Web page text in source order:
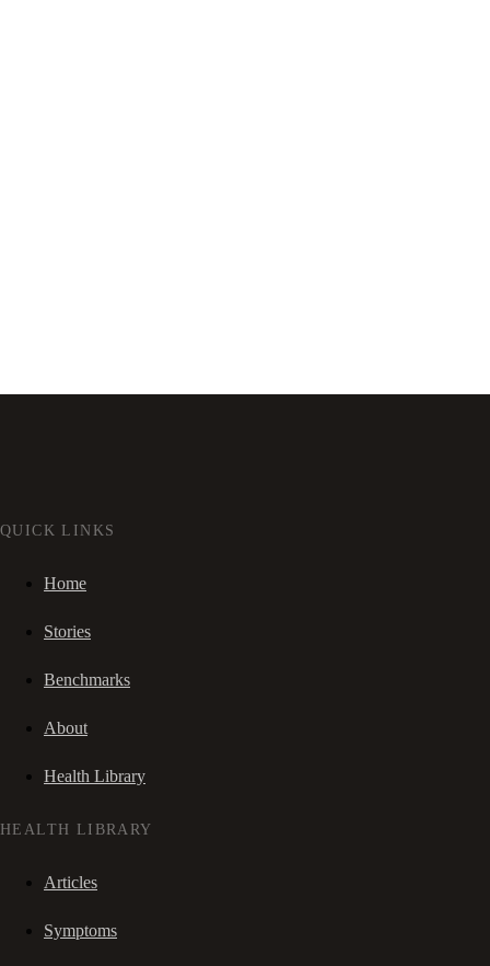
QUICK LINKS
Home
Stories
Benchmarks
About
Health Library
HEALTH LIBRARY
Articles
Symptoms